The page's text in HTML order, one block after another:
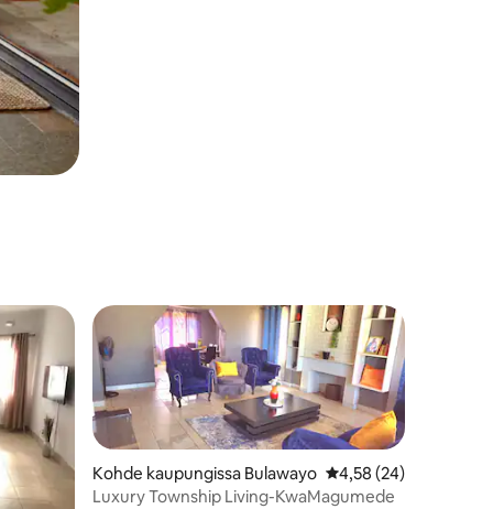
Kohde kaupungissa Bulawayo Keskimääräinen
4,58 (24)
Luxury Township Living-KwaMagumede